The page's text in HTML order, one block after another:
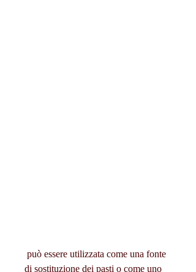
di sostituzione dei pasti o come uno